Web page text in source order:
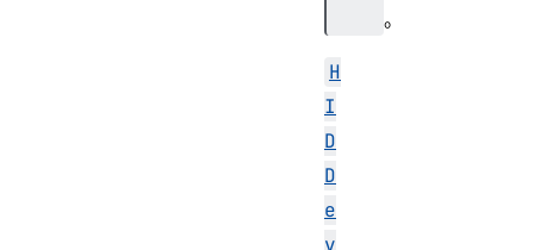
。
H
I
D
D
e
v